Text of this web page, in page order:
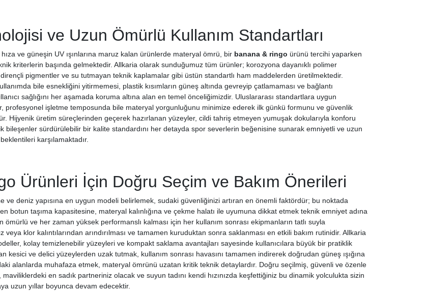
ve Uzun Ömürlü Kullanım Standartları
ve güneşin UV ışınlarına maruz kalan ürünlerde materyal ömrü, bir banana & ringo ürünü tercihi yaparken
kriterlerin başında gelmektedir. Allkaria olarak sunduğumuz tüm ürünler; korozyona dayanıklı polimer
pigmentler ve su tutmayan teknik kaplamalar gibi üstün standartlı ham maddelerden üretilmektedir.
bile esnekliğini yitirmemesi, plastik kısımların güneş altında gevreyip çatlamaması ve bağlantı
sağlığını her aşamada koruma altına alan en temel önceliğimizdir. Uluslararası standartlara uygun
profesyonel işletme temposunda bile materyal yorgunluğunu minimize ederek ilk günkü formunu ve güvenlik
Hijyenik üretim süreçlerinden geçerek hazırlanan yüzeyler, cildi tahriş etmeyen yumuşak dokularıyla konforu
bileşenler sürdürülebilir bir kalite standardını her detayda spor severlerin beğenisine sunarak emniyetli ve uzun
karşılamaktadır.
Ürünleri İçin Doğru Seçim ve Bakım Önerileri
ve deniz yapısına en uygun modeli belirlemek, sudaki güvenliğinizi artıran en önemli faktördür; bu noktada
botun taşıma kapasitesine, materyal kalınlığına ve çekme halatı ile uyumuna dikkat etmek teknik emniyet adına
ömürlü ve her zaman yüksek performanslı kalması için her kullanım sonrası ekipmanların tatlı suyla
klor kalıntılarından arındırılması ve tamamen kuruduktan sonra saklanması en etkili bakım rutinidir. Allkaria
kolay temizlenebilir yüzeyleri ve kompakt saklama avantajları sayesinde kullanıcılara büyük bir pratiklik
kesici ve delici yüzeylerden uzak tutmak, kullanım sonrası havasını tamamen indirerek doğrudan güneş ışığına
alanlarda muhafaza etmek, materyal ömrünü uzatan kritik teknik detaylardır. Doğru seçilmiş, güvenli ve özenle
maviliklerdeki en sadık partneriniz olacak ve suyun tadını kendi hızınızda keşfettiğiniz bu dinamik yolculukta sizin
uzun yıllar boyunca devam edecektir.